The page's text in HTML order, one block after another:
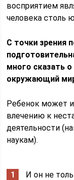
восприятием
человека столь
С точки зрения
много сказать
окружающий
Ребенок может
влечению к
деятельности
наукам).
И он не